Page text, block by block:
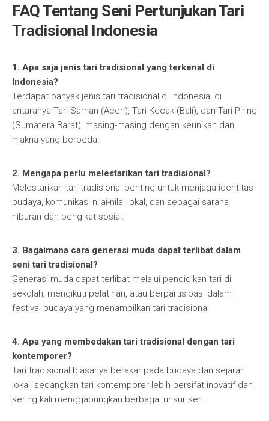
FAQ Tentang Seni Pertunjukan Tari
Tradisional Indonesia
1. Apa saja jenis tari tradisional yang terkenal di
Indonesia?
Terdapat banyak jenis tari tradisional di Indonesia, di
antaranya Tari Saman (Aceh), Tari Kecak (Bali), dan Tari Piring
(Sumatera Barat), masing-masing dengan keunikan dan
makna yang berbeda.
2. Mengapa perlu melestarikan tari tradisional?
Melestarikan tari tradisional penting untuk menjaga identitas
budaya, komunikasi nilai-nilai lokal, dan sebagai sarana
hiburan dan pengikat sosial.
3. Bagaimana cara generasi muda dapat terlibat dalam
seni tari tradisional?
Generasi muda dapat terlibat melalui pendidikan tari di
sekolah, mengikuti pelatihan, atau berpartisipasi dalam
festival budaya yang menampilkan tari tradisional.
4. Apa yang membedakan tari tradisional dengan tari
kontemporer?
Tari tradisional biasanya berakar pada budaya dan sejarah
lokal, sedangkan tari kontemporer lebih bersifat inovatif dan
sering kali menggabungkan berbagai unsur seni.